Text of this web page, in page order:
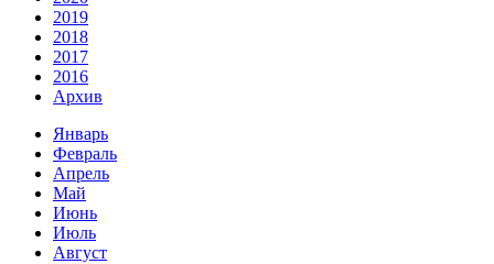
2019
2018
2017
2016
Архив
Январь
Февраль
Апрель
Май
Июнь
Июль
Август